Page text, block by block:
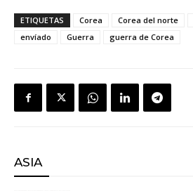
ETIQUETAS Corea Corea del norte
envíado
Guerra guerra de Corea
ASIA